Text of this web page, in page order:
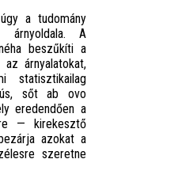
a tudomány
árnyoldala. A
beszűkíti a
az árnyalatokat,
statisztikailag
sőt ab ovo
eredendően a
— kirekesztő
azokat a
szeretne